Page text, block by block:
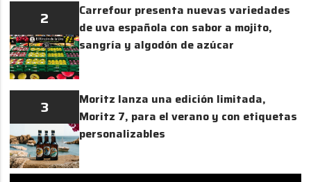
2
Carrefour presenta nuevas variedades
de uva española con sabor a mojito,
sangría y algodón de azúcar
3
Moritz lanza una edición limitada,
Moritz 7, para el verano y con etiquetas
personalizables